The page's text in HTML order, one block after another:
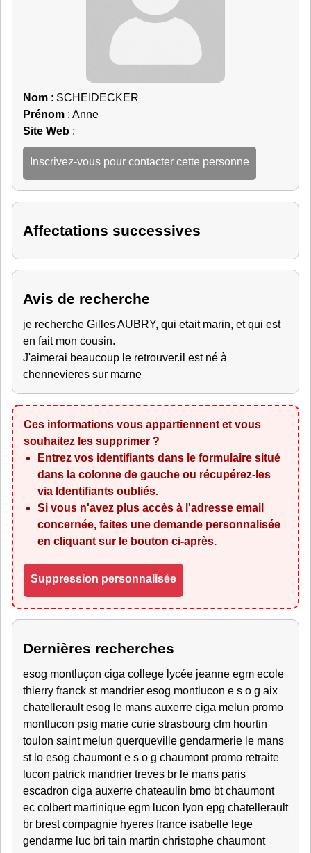
Nom : SCHEIDECKER
Prénom : Anne
Site Web :
Inscrivez-vous pour contacter cette personne
Affectations successives
Avis de recherche
je recherche Gilles AUBRY, qui etait marin, et qui est
en fait mon cousin.
J'aimerai beaucoup le retrouver.il est né à
chennevieres sur marne
Ces informations vous appartiennent et vous
souhaitez les supprimer ?
Entrez vos identifiants dans le formulaire situé
dans la colonne de gauche ou récupérez-les
via Identifiants oubliés.
Si vous n'avez plus accès à l'adresse email
concernée, faites une demande personnalisée
en cliquant sur le bouton ci-après.
Suppression personnalisée
Dernières recherches
esog montluçon ciga college lycée jeanne egm ecole
thierry franck st mandrier esog montlucon e s o g aix
chatellerault esog le mans auxerre ciga melun promo
montlucon psig marie curie strasbourg cfm hourtin
toulon saint melun querqueville gendarmerie le mans
st lo esog chaumont e s o g chaumont promo retraite
lucon patrick mandrier treves br le mans paris
escadron ciga auxerre chateaulin bmo bt chaumont
ec colbert martinique egm lucon lyon epg chatellerault
br brest compagnie hyeres france isabelle lege
gendarme luc bri tain martin christophe chaumont